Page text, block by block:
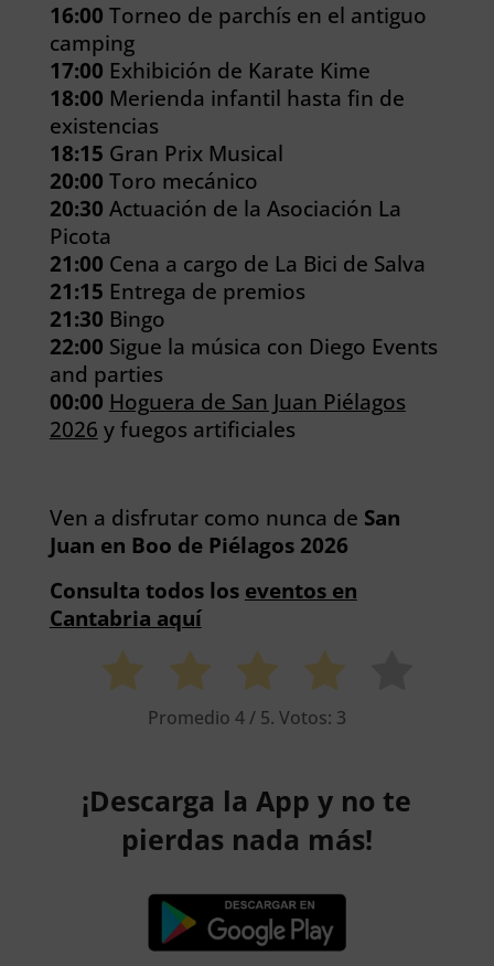
16:00 Torneo de parchís en el antiguo
camping
17:00 Exhibición de Karate Kime
18:00 Merienda infantil hasta fin de
existencias
18:15 Gran Prix Musical
20:00 Toro mecánico
20:30 Actuación de la Asociación La
Picota
21:00 Cena a cargo de La Bici de Salva
21:15 Entrega de premios
21:30 Bingo
22:00 Sigue la música con Diego Events
and parties
00:00 Hoguera de San Juan Piélagos
2026 y fuegos artificiales
Ven a disfrutar como nunca de San
Juan en Boo de Piélagos 2026
Consulta todos los eventos en
Cantabria aquí
Promedio 4/ 5. Votos: 3
¡Descarga la App y no te
pierdas nada más!